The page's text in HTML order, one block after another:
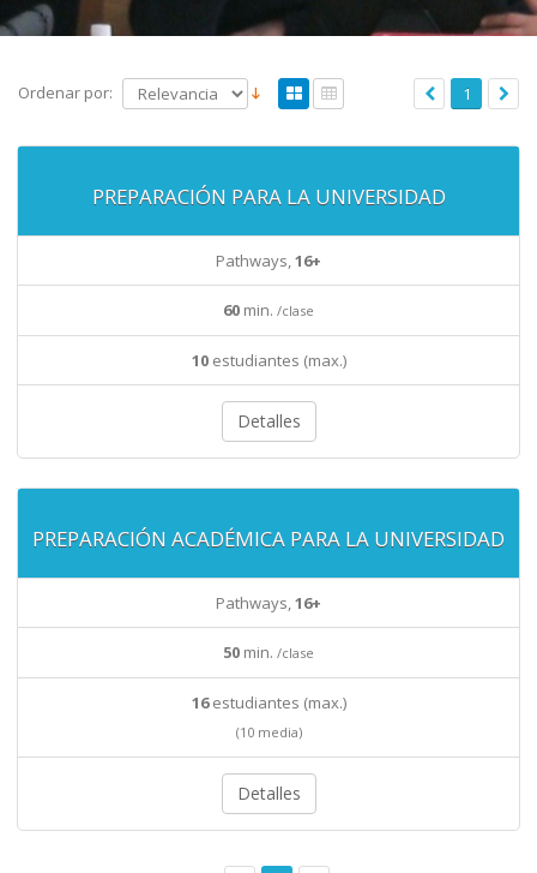
Ordenar por: 1
PREPARACIÓN PARA LA UNIVERSIDAD
Pathways,16+
60 min. /clase
10estudiantes (max.)
Detalles
PREPARACIÓN ACADÉMICA PARA LA UNIVERSIDAD
Pathways,16+
50 min. /clase
16estudiantes (max.)
(10 media)
Detalles